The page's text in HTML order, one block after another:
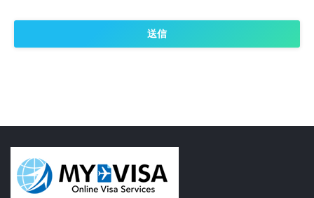
Both DIBP and SITA takes seriously its obligation to protect
personal information. About the information you give on
this form The Department is authorised to collect